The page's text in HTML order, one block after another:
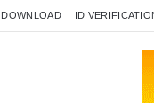
DOWNLOAD ID